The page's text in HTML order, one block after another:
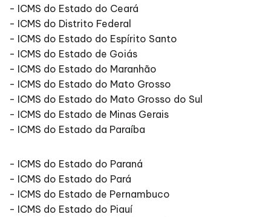
- ICMS do Estado do Ceará
- ICMS do Distrito Federal
- ICMS do Estado do Espírito Santo
- ICMS do Estado de Goiás
- ICMS do Estado do Maranhão
- ICMS do Estado do Mato Grosso
- ICMS do Estado do Mato Grosso do Sul
- ICMS do Estado de Minas Gerais
- ICMS do Estado da Paraíba
- ICMS do Estado do Paraná
- ICMS do Estado do Pará
- ICMS do Estado de Pernambuco
- ICMS do Estado do Piauí